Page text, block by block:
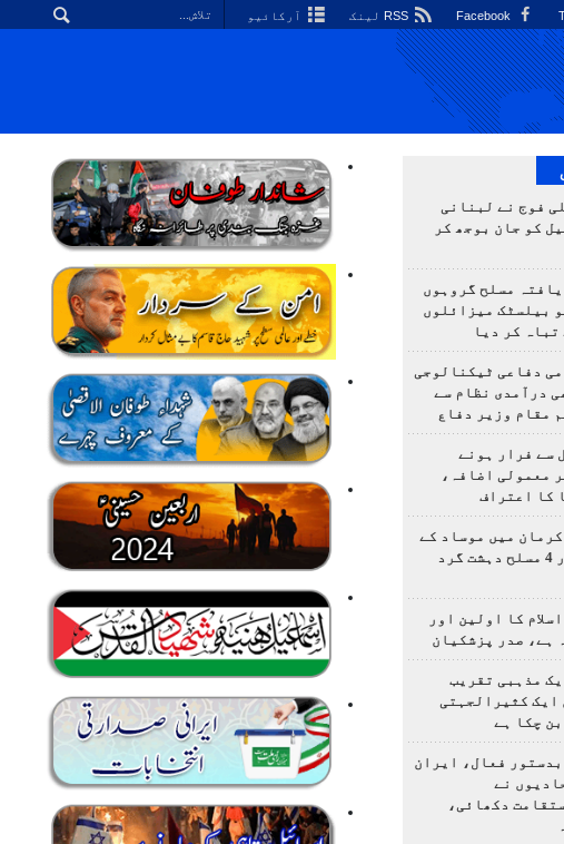
آرکائیو
فوج نے لبنانی
کو جان بوجھ کر
مسلح گروہوں
بیلسٹک میزائلوں
تباہ کر دیا
دفاعی ٹیکنالوجی
درآمدی نظام سے
مقام وزیر دفاع
سے فرار ہونے
معمولی اضافہ،
کا اعتراف
میں موساد کے
21 کارندے اور 4 مسلح دہشت گرد
کا اولین اور
ہے، صدر پزشکیان
مذہبی تقریب
ایک کثیرالجہتی
چکا ہے
بدستور فعال، ایران
نے
دکھائی،